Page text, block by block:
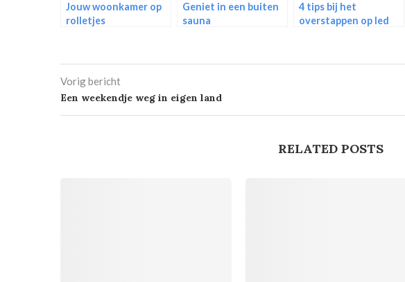
Jouw woonkamer op
rolletjes
Geniet in een buiten
sauna
4 tips bij het
overstappen op led
Vorig bericht
Een weekendje weg in eigen land
RELATED POSTS